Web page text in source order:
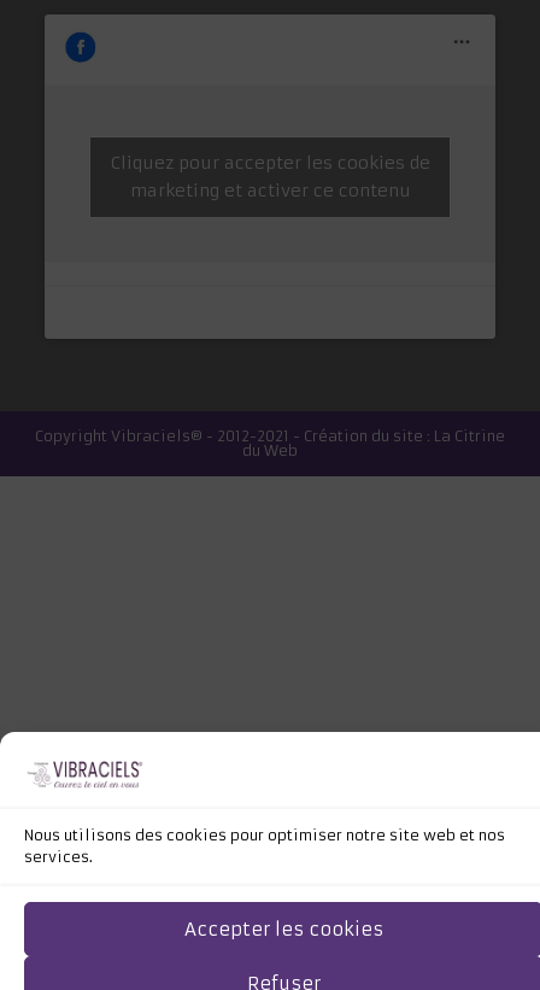
Nous utilisons des cookies pour optimiser notre site web et nos
services.
Accepter les cookies
Refuser
Cliquez pour accepter les cookies de
marketing et activer ce contenu
Copyright Vibraciels® - 2012-2021 - Création du site : La Citrine
du Web